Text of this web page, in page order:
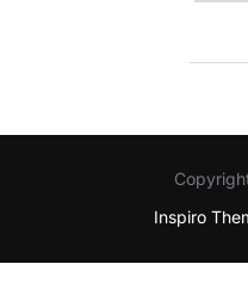
Inspiro